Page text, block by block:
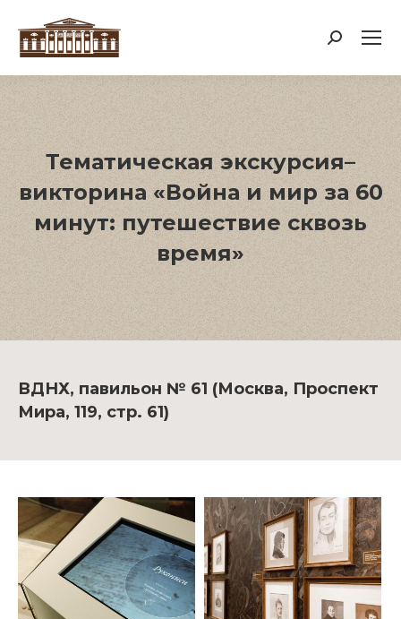
Поиск:
Тематическая экскурсия–
викторина «Война и мир за 60
минут: путешествие сквозь
время»
ВДНХ, павильон № 61 (Москва, Проспект
Мира, 119, стр. 61)